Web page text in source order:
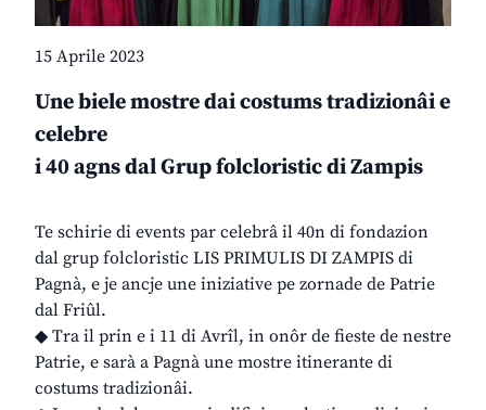
15 Aprile 2023
Une biele mostre dai costums tradizionâi e
celebre
i 40 agns dal Grup folcloristic di Zampis
Te schirie di events par celebrâ il 40n di fondazion
dal grup folcloristic LIS PRIMULIS DI ZAMPIS di
Pagnà, e je ancje une iniziative pe zornade de Patrie
dal Friûl.
◆ Tra il prin e i 11 di Avrîl, in onôr de fieste de nestre
Patrie, e sarà a Pagnà une mostre itinerante di
costums tradizionâi.